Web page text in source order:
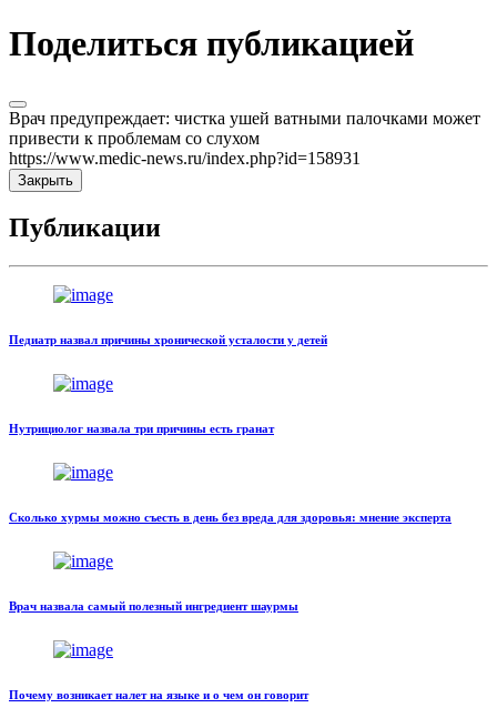
Поделиться публикацией
Врач предупреждает: чистка ушей ватными палочками может
привести к проблемам со слухом
https://www.medic-news.ru/index.php?id=158931
Закрыть
Публикации
Педиатр назвал причины хронической усталости у детей
Нутрициолог назвала три причины есть гранат
Сколько хурмы можно съесть в день без вреда для здоровья: мнение эксперта
Врач назвала самый полезный ингредиент шаурмы
Почему возникает налет на языке и о чем он говорит